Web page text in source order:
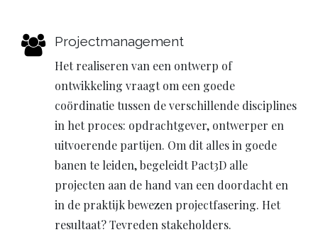
Projectmanagement
Het realiseren van een ontwerp of
ontwikkeling vraagt om een goede
coördinatie tussen de verschillende disciplines
in het proces: opdrachtgever, ontwerper en
uitvoerende partijen. Om dit alles in goede
banen te leiden, begeleidt Pact3D alle
projecten aan de hand van een doordacht en
in de praktijk bewezen projectfasering. Het
resultaat? Tevreden stakeholders.